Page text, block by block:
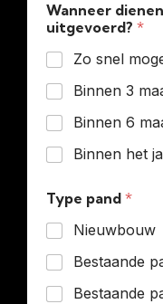
Wanneer
uitgevoerd? *
Zo snel
Binnen 3
Binnen 6
Binnen het
Type pand *
Nieuwbouw
Bestaande
Bestaande